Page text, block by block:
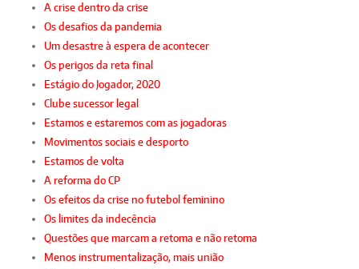
A crise dentro da crise
Os desafios da pandemia
Um desastre à espera de acontecer
Os perigos da reta final
Estágio do Jogador, 2020
Clube sucessor legal
Estamos e estaremos com as jogadoras
Movimentos sociais e desporto
Estamos de volta
A reforma do CP
Os efeitos da crise no futebol feminino
Os limites da indecência
Questões que marcam a retoma e não retoma
Menos instrumentalização, mais união